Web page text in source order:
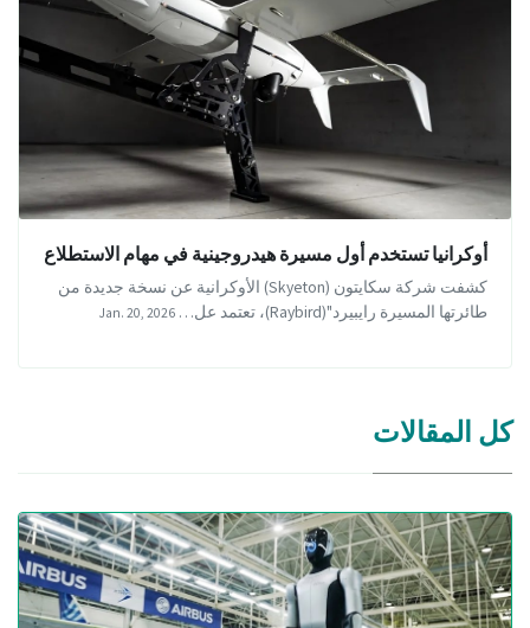
أوكرانيا تستخدم أول مسيرة هيدروجينية في مهام الاستطلاع
كشفت شركة سكايتون (Skyeton) الأوكرانية عن نسخة جديدة من
طائرتها المسيرة رايبيرد"(Raybird)، تعتمد عل…
Jan. 20, 2026
كل المقالات